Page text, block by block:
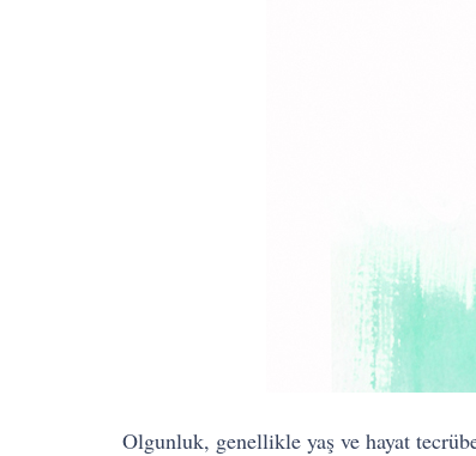
Olgunluk, genellikle yaş ve hayat